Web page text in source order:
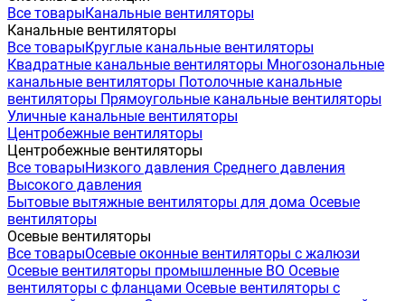
Все товарыКанальные вентиляторы
Канальные вентиляторы
Все товарыКруглые канальные вентиляторы
Квадратные канальные вентиляторы Многозональные
канальные вентиляторы Потолочные канальные
вентиляторы Прямоугольные канальные вентиляторы
Уличные канальные вентиляторы
Центробежные вентиляторы
Центробежные вентиляторы
Все товарыНизкого давления Среднего давления
Высокого давления
Бытовые вытяжные вентиляторы для дома Осевые
вентиляторы
Осевые вентиляторы
Все товарыОсевые оконные вентиляторы с жалюзи
Осевые вентиляторы промышленные ВО Осевые
вентиляторы с фланцами Осевые вентиляторы с